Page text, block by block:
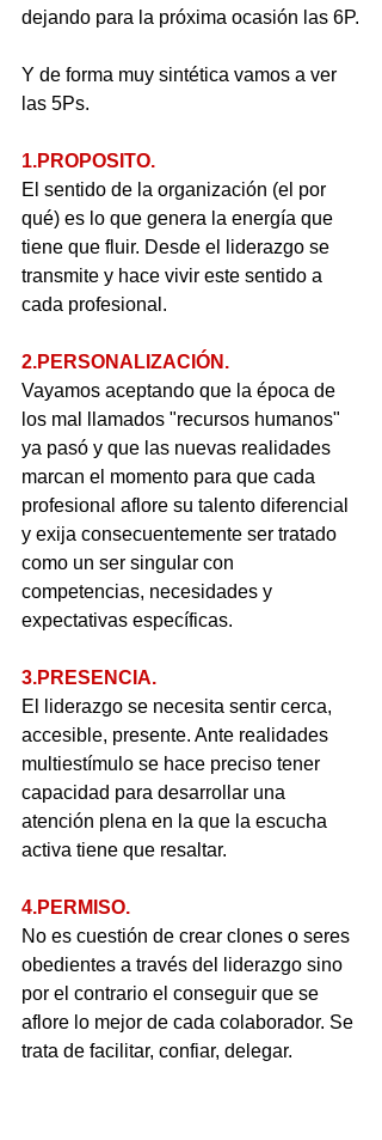
dejando para la próxima ocasión las 6P.
Y de forma muy sintética vamos a ver
las 5Ps.
1.PROPOSITO.
El sentido de la organización (el por
qué) es lo que genera la energía que
tiene que fluir. Desde el liderazgo se
transmite y hace vivir este sentido a
cada profesional.
2.PERSONALIZACIÓN.
Vayamos aceptando que la época de
los mal llamados "recursos humanos"
ya pasó y que las nuevas realidades
marcan el momento para que cada
profesional aflore su talento diferencial
y exija consecuentemente ser tratado
como un ser singular con
competencias, necesidades y
expectativas específicas.
3.PRESENCIA.
El liderazgo se necesita sentir cerca,
accesible, presente. Ante realidades
multiestímulo se hace preciso tener
capacidad para desarrollar una
atención plena en la que la escucha
activa tiene que resaltar.
4.PERMISO.
No es cuestión de crear clones o seres
obedientes a través del liderazgo sino
por el contrario el conseguir que se
aflore lo mejor de cada colaborador. Se
trata de facilitar, confiar, delegar.